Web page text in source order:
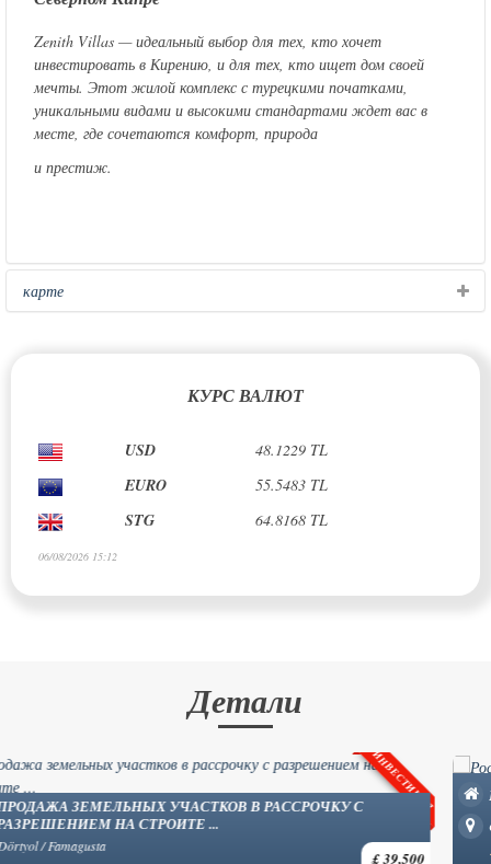
Zenith Villas — идеальный выбор для тех, кто хочет
инвестировать в Кирению, и для тех, кто ищет дом своей
мечты. Этот жилой комплекс с турецкими початками,
уникальными видами и высокими стандартами ждет вас в
месте, где сочетаются комфорт, природа
и престиж.
карте
КУРС ВАЛЮТ
USD 48.1229 TL
EURO 55.5483 TL
STG 64.8168 TL
06/08/2026 15:12
Детали
РОСКОШНЫЕ ВИЛЛЫ С ТУРЕЦКИМ ПАЛЬТО В ОЗАНКЁЕ ...
Ozanköy / Kyrenia
£ 742,500
№ недвижимости: YP57